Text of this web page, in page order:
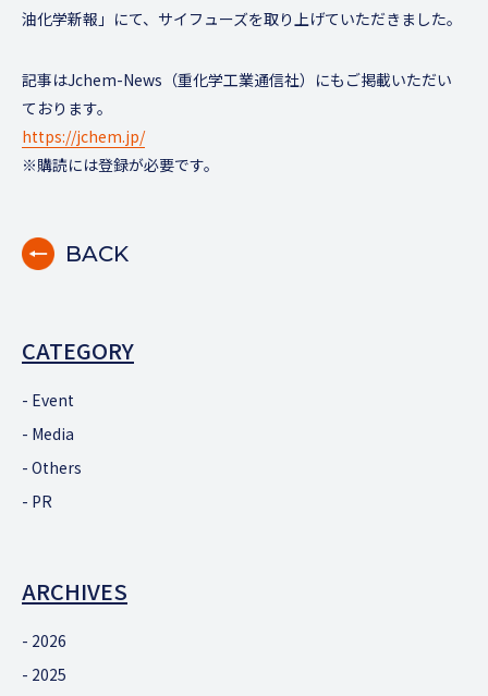
油化学新報」にて、サイフューズを取り上げていただきました。
記事はJchem-News（重化学工業通信社）にもご掲載いただい
ております。
https://jchem.jp/
※購読には登録が必要です。
BACK
CATEGORY
Event
Media
Others
PR
ARCHIVES
2026
2025